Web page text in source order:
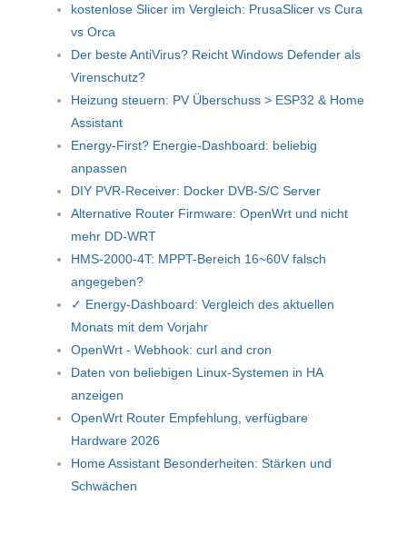
kostenlose Slicer im Vergleich: PrusaSlicer vs Cura
vs Orca
Der beste AntiVirus? Reicht Windows Defender als
Virenschutz?
Heizung steuern: PV Überschuss > ESP32 & Home
Assistant
Energy-First? Energie-Dashboard: beliebig
anpassen
DIY PVR-Receiver: Docker DVB-S/C Server
Alternative Router Firmware: OpenWrt und nicht
mehr DD-WRT
HMS-2000-4T: MPPT-Bereich 16~60V falsch
angegeben?
✓ Energy-Dashboard: Vergleich des aktuellen
Monats mit dem Vorjahr
OpenWrt - Webhook: curl and cron
Daten von beliebigen Linux-Systemen in HA
anzeigen
OpenWrt Router Empfehlung, verfügbare
Hardware 2026
Home Assistant Besonderheiten: Stärken und
Schwächen